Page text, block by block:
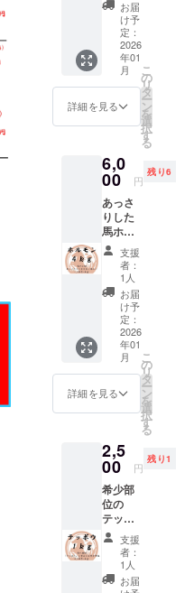
品開封
前には
必ずお
届けの
リター
ンに貼
付され
たラベ
認くだ
さい。
よって
パック
数が異
なりま
す。 ・
原材料
及び添
加物等
の食品
お届け
商品の
ラベル
に表記
されま
す。 商
品開封
前には
必ずお
届けの
リター
ンに貼
付され
たラベ
ルや注
意書き
をご確
社キー
シア 補
足 ・一
番美味
しい旬
の馬肉
をお届
けする
ため、
に届く
までお
時間を
頂きま
す。 ・
パック
ごとに
重量が
異なる
ため、
リター
ンに
よって
パック
数が異
なりま
す。 ・
原材料
及び添
の食品
表示は
お届け
商品の
ラベル
に表記
されま
す。 商
品開封
前には
加工形
状：塊
肉 梱
包：冷
凍真空
パック
保存方
法：要
冷凍 解
法：冷
蔵庫で
約１日
お届け
方法：
ヤマト
運輸
クール
便（冷
凍） 輸
入、販
売者：
株式会
社キー
シア 補
足 ・一
番美味
しい旬
の馬肉
けする
ため、
お手元
に届く
までお
時間を
頂きま
す。 ・
パック
ごとに
本の加
工水準
を守り
馬肉を
加工し
ており
商品
名：遊
産地：
モンゴ
ル 食べ
方：生
食可 内
容量：
合計約
４ｋｇ
加工形
状：塊
肉 梱
包：冷
凍真空
パック
保存方
法：要
冷凍 解
凍方
法：冷
約１日
お届け
方法：
ヤマト
運輸
クール
便（冷
凍） 輸
入、販
売者：
株式会
約工場
にて、
日本の
食肉工
場で約
10年加
のある
スタッ
解体用
包丁を
使い加
工して
おりま
す。 日
本の加
工水準
を守り
馬肉を
加工し
ており
ます。
商品
名：遊
産地：
モンゴ
方：生
食可 内
容量：
合計約
４ｋｇ
加工形
状：塊
肉 梱
包：冷
凍真空
パック
使用し
ていま
す。 モ
ンゴル
の馬肉
の中で
品質の
馬肉を
す。
【日本
クオリ
ティの
加工】
モンゴ
ルの契
約工場
にて、
日本の
食肉工
場で約
10年加
工経験
のある
フが、
日本の
使い加
工して
おりま
す。 日
本の加
工水準
を守り
馬肉を
加工し
ており
【部
位】 ス
用する
厳選さ
れた
馬】 モ
ンゴル
するた
めに特
てた馬
の中か
ら、特
に状態
の良い
馬を厳
選して
使用し
ていま
す。 モ
ンゴル
の馬肉
も最高
品質の
致しま
す。
【日本
クオリ
ティの
加工】
モンゴ
ルの契
約工場
にて、
が多く
出るの
で、網
焼きな
どでお
召し上
がりく
ださ
合計約
４ｋｇ
お届け
致しま
す。数
百グラ
ムか数
キロご
とに分
けて、
真空
パック
で梱包
してお
りま
す。
【部
（大
腸）
【使用
する厳
選され
た馬】
モンゴ
ル遊牧
民が弊
社に輸
１ｋｇ
馬の小
腸。煮
込み料
理に使
われる
ことが
多い部
位で
腸に比
べ脂身
が少な
く、
あっさ
りとし
た味わ
いが特
徴で
す。 ホ
ルモン
を合計
約１ｋ
ｇお届
け致し
ます。
数百グ
真空
パック
で梱包
してお
りま
す。
【部
位】 ホ
ルモン
（小
お届
け予
定：
2026
年01
月
詳細を見る
こ
の
リ
タ
ー
ン
を
選
択
す
る
6,0
00 円
残り6
あっさ
りした
馬ホル
モン
セット
ホルモ
ン：約
４ｋｇ
馬の小
腸。煮
込み料
理に使
われる
ことが
多い部
位で
腸に比
べ脂身
が少な
く、
あっさ
りとし
た味わ
いが特
徴で
す。 ホ
支援
者：
1人
お届
け予
定：
2026
年01
月
詳細を見る
こ
の
リ
タ
ー
ン
を
選
択
す
る
2,5
00 円
残り1
希少部
位の
テッポ
ウセッ
ト テッ
ポウ：
約１ｋ
支援
者：
1人
お届